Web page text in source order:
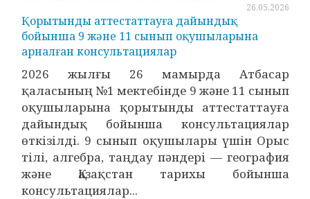
26.05.2026
Қорытынды аттестаттауға дайындық
бойынша 9 және 11 сынып оқушыларына
арналған консультациялар
2026 жылғы 26 мамырда Атбасар
қаласының №1 мектебінде 9 және 11 сынып
оқушыларына қорытынды аттестаттауға
дайындық бойынша консультациялар
өткізілді. 9 сынып оқушылары үшін Орыс
тілі, алгебра, таңдау пәндері — география
және Қазақстан тарихы бойынша
консультациялар...